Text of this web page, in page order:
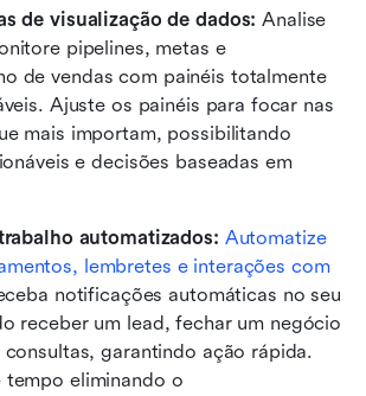
de visualização de dados: Analise
pipelines, metas e
de vendas com painéis totalmente
Ajuste os painéis para focar nas
mais importam, possibilitando
e decisões baseadas em
automatizados: Automatize
lembretes e interações com
notificações automáticas no seu
receber um lead, fechar um negócio
garantindo ação rápida.
tempo eliminando o